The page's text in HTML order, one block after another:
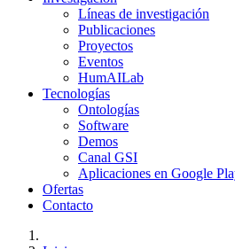
Líneas de investigación
Publicaciones
Proyectos
Eventos
HumAILab
Tecnologías
Ontologías
Software
Demos
Canal GSI
Aplicaciones en Google
Ofertas
Contacto